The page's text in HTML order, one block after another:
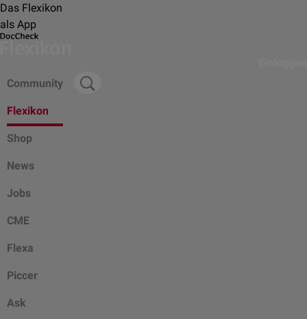
Das Flexikon
als App
Community
Flexikon
Shop
News
Jobs
CME
Flexa
Piccer
Ask